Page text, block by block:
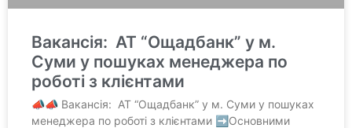
Вакансія: АТ “Ощадбанк” у м.
Суми у пошуках менеджера по
роботі з клієнтами
📣📣 Вакансія: АТ “Ощадбанк” у м. Суми у пошуках
менеджера по роботі з клієнтами ➡Основними